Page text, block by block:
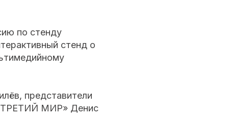
по стенду
стенд о
представители
ТРЕТИЙ МИР» Денис